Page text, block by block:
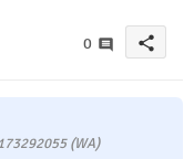
0 share
(WA)